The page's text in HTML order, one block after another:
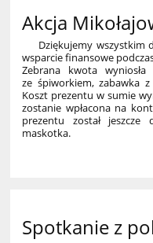
Akcja
Dziękujemy wszystkim
wsparcie finansowe
Zebrana kwota wyniosła
ze śpiworkiem, zabawka
Koszt prezentu w sumie
zostanie wpłacona na
prezentu został jeszcze
maskotka.
Spotkanie z